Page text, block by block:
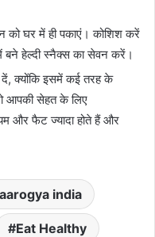
को घर में ही पकाएं। कोशिश करें
हेल्दी स्नैक्स का सेवन करें।
दें, क्योंकि इसमें कई तरह के
आपकी सेहत के लिए
और फैट ज्यादा होते हैं और
aarogya india
Eat Healthy